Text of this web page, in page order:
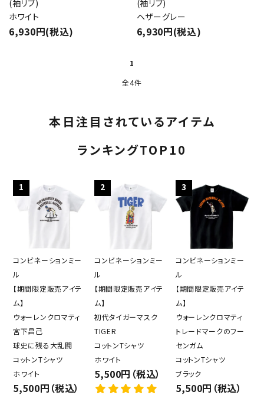
(袖リブ)
ホワイト
6,930円(税込)
(袖リブ)
ヘザーグレー
6,930円(税込)
1
全4件
本日注目されているアイテム
ランキングTOP10
1
コンビネーションミー
ル
【期間限定販売アイテ
ム】
ウォーレンクロマティ
宮下昌己
球史に残る大乱闘
コットンTシャツ
ホワイト
5,500円（税込）
2
コンビネーションミー
ル
【期間限定販売アイテ
ム】
初代タイガーマスク
TIGER
コットンTシャツ
ホワイト
5,500円（税込）
3
コンビネーションミー
ル
【期間限定販売アイテ
ム】
ウォーレンクロマティ
トレードマークのフー
センガム
コットンTシャツ
ブラック
5,500円（税込）